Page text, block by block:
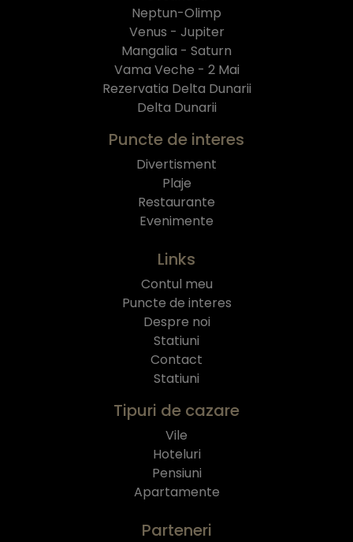
Neptun-Olimp
Venus - Jupiter
Mangalia - Saturn
Vama Veche - 2 Mai
Rezervatia Delta Dunarii
Delta Dunarii
Puncte de interes
Divertisment
Plaje
Restaurante
Evenimente
Links
Contul meu
Puncte de interes
Despre noi
Statiuni
Contact
Statiuni
Tipuri de cazare
Vile
Hoteluri
Pensiuni
Apartamente
Parteneri